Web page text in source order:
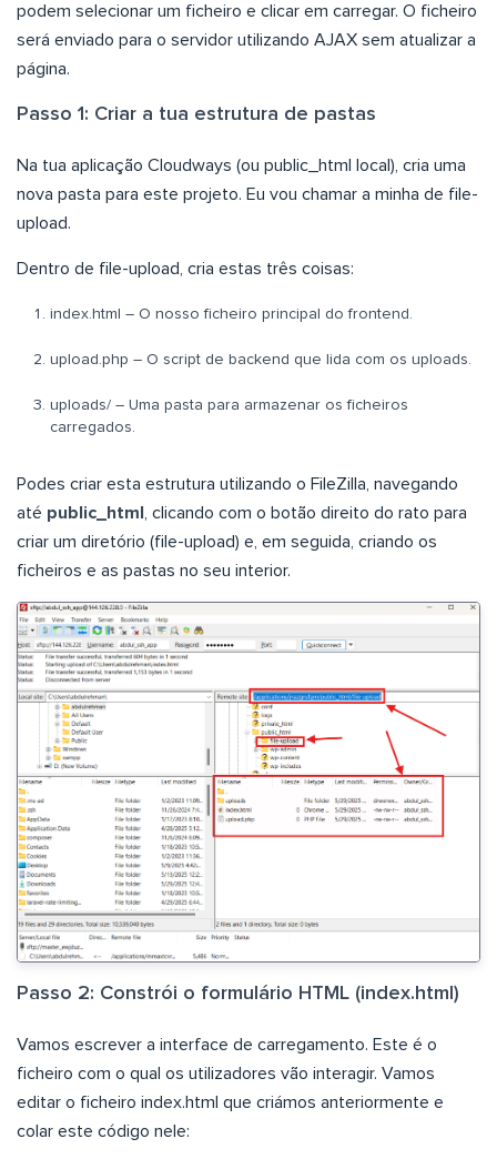
podem selecionar um ficheiro e clicar em carregar. O ficheiro
será enviado para o servidor utilizando AJAX sem atualizar a
página.
Passo 1: Criar a tua estrutura de pastas
Na tua aplicação Cloudways (ou public_html local), cria uma
nova pasta para este projeto. Eu vou chamar a minha de file-
upload.
Dentro de file-upload, cria estas três coisas:
index.html – O nosso ficheiro principal do frontend.
upload.php – O script de backend que lida com os uploads.
uploads/ – Uma pasta para armazenar os ficheiros
carregados.
Podes criar esta estrutura utilizando o FileZilla, navegando
até public_html , clicando com o botão direito do rato para
criar um diretório (file-upload) e, em seguida, criando os
ficheiros e as pastas no seu interior.
Passo 2: Constrói o formulário HTML (index.html)
Vamos escrever a interface de carregamento. Este é o
ficheiro com o qual os utilizadores vão interagir. Vamos
editar o ficheiro index.html que criámos anteriormente e
colar este código nele: